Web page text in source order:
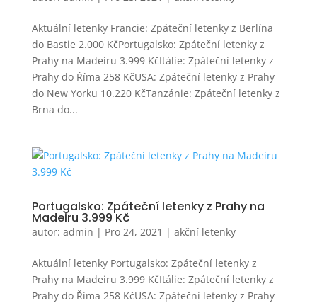
Aktuální letenky Francie: Zpáteční letenky z Berlína
do Bastie 2.000 KčPortugalsko: Zpáteční letenky z
Prahy na Madeiru 3.999 KčItálie: Zpáteční letenky z
Prahy do Říma 258 KčUSA: Zpáteční letenky z Prahy
do New Yorku 10.220 KčTanzánie: Zpáteční letenky z
Brna do...
Portugalsko: Zpáteční letenky z Prahy na
Madeiru 3.999 Kč
autor: admin | Pro 24, 2021 | akční letenky
Aktuální letenky Portugalsko: Zpáteční letenky z
Prahy na Madeiru 3.999 KčItálie: Zpáteční letenky z
Prahy do Říma 258 KčUSA: Zpáteční letenky z Prahy